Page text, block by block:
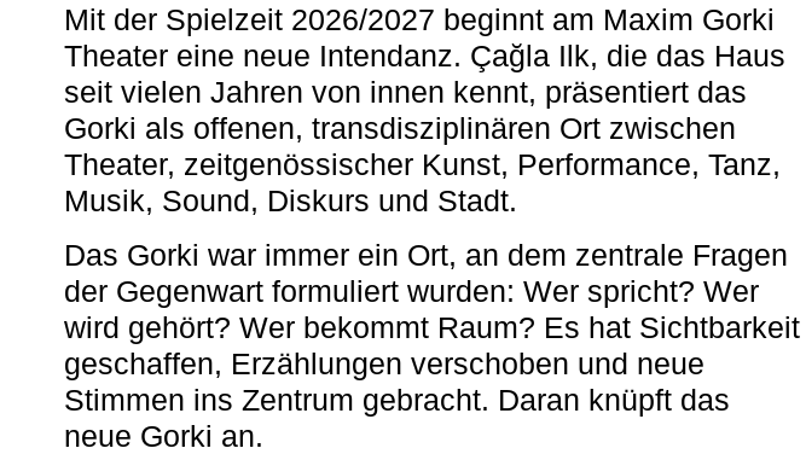
Mit der Spielzeit 2026/2027 beginnt am Maxim Gorki
Theater eine neue Intendanz. Çağla Ilk, die das Haus
seit vielen Jahren von innen kennt, präsentiert das
Gorki als offenen, transdisziplinären Ort zwischen
Theater, zeitgenössischer Kunst, Performance, Tanz,
Musik, Sound, Diskurs und Stadt.
Das Gorki war immer ein Ort, an dem zentrale Fragen
der Gegenwart formuliert wurden: Wer spricht? Wer
wird gehört? Wer bekommt Raum? Es hat Sichtbarkeit
geschaffen, Erzählungen verschoben und neue
Stimmen ins Zentrum gebracht. Daran knüpft das
neue Gorki an.